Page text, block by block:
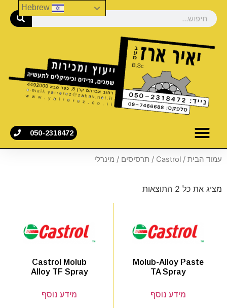
050-2318472
עמוד הבית /
Castrol
/ תרסיסים / מינרלי
מציג את כל 2 התוצאות
Molub-Alloy Paste
TA Spray
מידע נוסף
Castrol Molub
Alloy TF Spray
מידע נוסף
Hebrew